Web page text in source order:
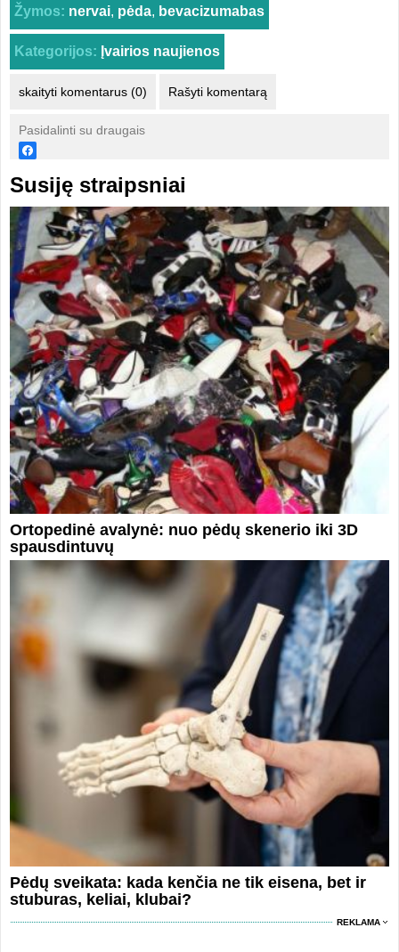
Žymos: nervai, pėda, bevacizumabas
Kategorijos: Įvairios naujienos
skaityti komentarus (0) Rašyti komentarą
Pasidalinti su draugais
Susiję straipsniai
Ortopedinė avalynė: nuo pėdų skenerio iki 3D
spausdintuvų
Pėdų sveikata: kada kenčia ne tik eisena, bet ir
stuburas, keliai, klubai?
REKLAMA